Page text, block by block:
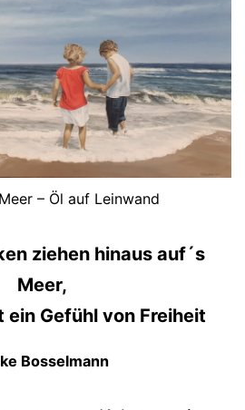
– Öl auf Leinwand
ziehen hinaus auf´s
Meer,
Gefühl von Freiheit
Bosselmann